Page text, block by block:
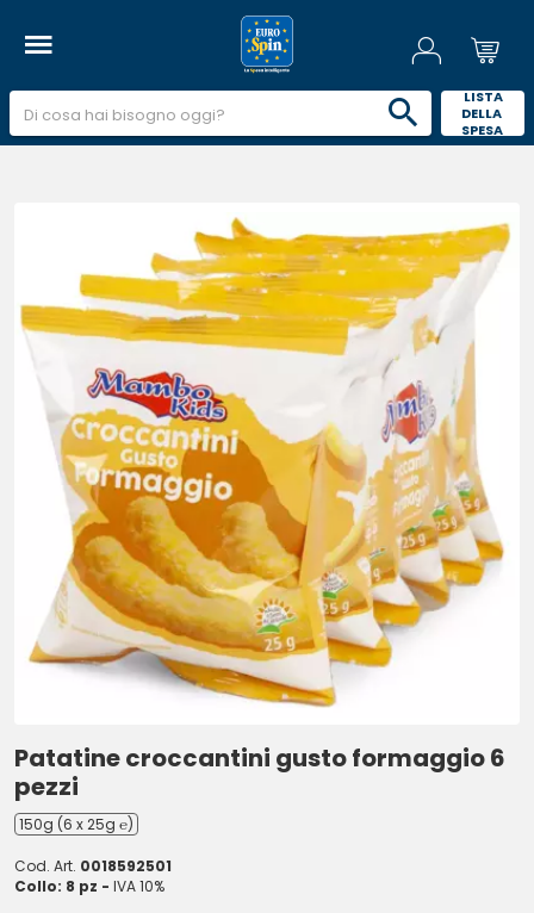
LISTA
DELLA
SPESA
Patatine croccantini gusto formaggio 6
pezzi
150g (6 x 25g ℮)
Cod. Art. 0018592501
Collo: 8 pz - IVA 10%